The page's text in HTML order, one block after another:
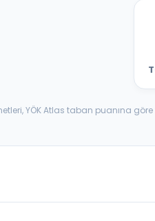
YÖK Atlas taban puanına